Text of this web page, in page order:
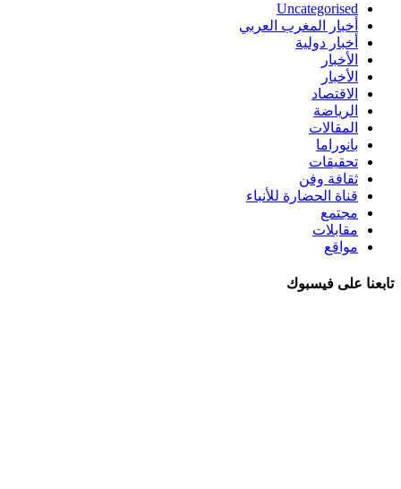
Uncategorised
أخبار المغرب العربي
أخبار دولية
الأخبار
الأخبار
الاقتصاد
الرياضة
المقالات
بانوراما
تحقيقات
ثقافة وفن
قناة الحضارة للأنباء
مجتمع
مقابلات
مواقع
تابعنا على فيسبوك